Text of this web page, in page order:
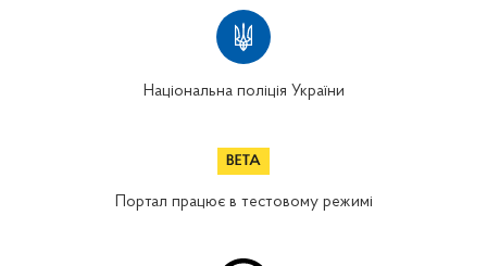
Національна поліція України
Портал працює в тестовому режимі